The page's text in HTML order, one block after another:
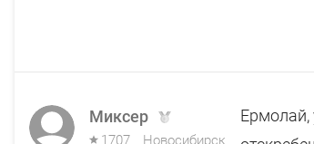
Миксер
1707 Новосибирск
Ермолай,